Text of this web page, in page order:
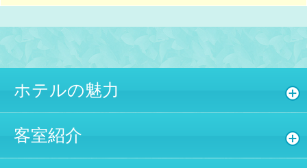
ホテルの魅力
客室紹介